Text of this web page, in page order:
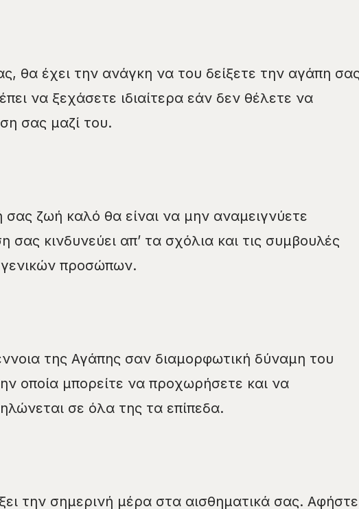
θα έχει την ανάγκη να του δείξετε την αγάπη
να ξεχάσετε ιδιαίτερα εάν δεν θέλετε να
σας μαζί του.
σας ζωή καλό θα είναι να μην αναμειγνύετε
σας κινδυνεύει απ’ τα σχόλια και τις συμβουλές
προσώπων.
της Αγάπης σαν διαμορφωτική δύναμη του
οποία μπορείτε να προχωρήσετε και να
σε όλα της τα επίπεδα.
την σημερινή μέρα στα αισθηματικά σας. Αφήστε